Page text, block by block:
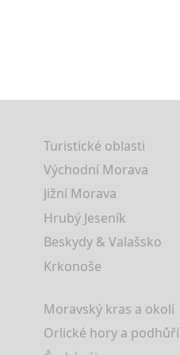
Turistické oblasti
Východní Morava
Jižní Morava
Hrubý Jeseník
Beskydy & Valašsko
Krkonoše
Moravský kras a okolí
Orlické hory a podhůří